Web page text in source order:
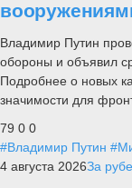
Владимир Путин
обороны и объявил
Подробнее о новых
значимости для
79 0 0
#Владимир Путин
4 августа 2026За